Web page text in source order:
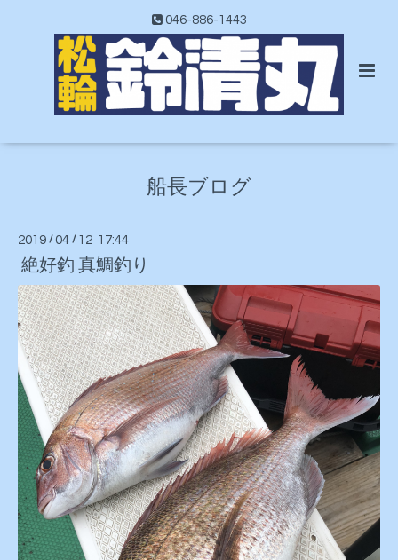
046-886-1443
船長ブログ
2019 / 04 / 12 17:44
絶好釣 真鯛釣り